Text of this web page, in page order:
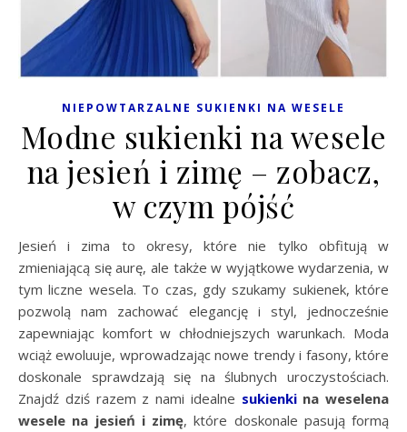
NIEPOWTARZALNE SUKIENKI NA WESELE
Modne sukienki na wesele
na jesień i zimę – zobacz,
w czym pójść
Jesień i zima to okresy, które nie tylko obfitują w
zmieniającą się aurę, ale także w wyjątkowe wydarzenia, w
tym liczne wesela. To czas, gdy szukamy sukienek, które
pozwolą nam zachować elegancję i styl, jednocześnie
zapewniając komfort w chłodniejszych warunkach. Moda
wciąż ewoluuje, wprowadzając nowe trendy i fasony, które
doskonale sprawdzają się na ślubnych uroczystościach.
Znajdź dziś razem z nami idealne sukienkina weselena
wesele na jesień i zimę, które doskonale pasują formą